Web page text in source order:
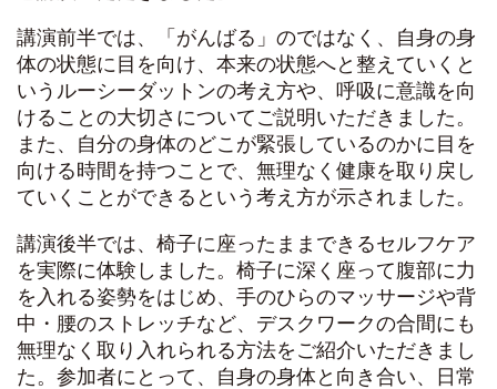
講演前半では、「がんばる」のではなく、自身の身
体の状態に目を向け、本来の状態へと整えていくと
いうルーシーダットンの考え方や、呼吸に意識を向
けることの大切さについてご説明いただきました。
また、自分の身体のどこが緊張しているのかに目を
向ける時間を持つことで、無理なく健康を取り戻し
ていくことができるという考え方が示されました。
講演後半では、椅子に座ったままできるセルフケア
を実際に体験しました。椅子に深く座って腹部に力
を入れる姿勢をはじめ、手のひらのマッサージや背
中・腰のストレッチなど、デスクワークの合間にも
無理なく取り入れられる方法をご紹介いただきまし
た。参加者にとって、自身の身体と向き合い、日常